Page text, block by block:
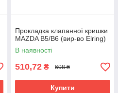
Прокладка клапанної кришки
MAZDA B5/B6 (вир-во Elring)
В наявності
510,72 ₴ 608 ₴
Купити